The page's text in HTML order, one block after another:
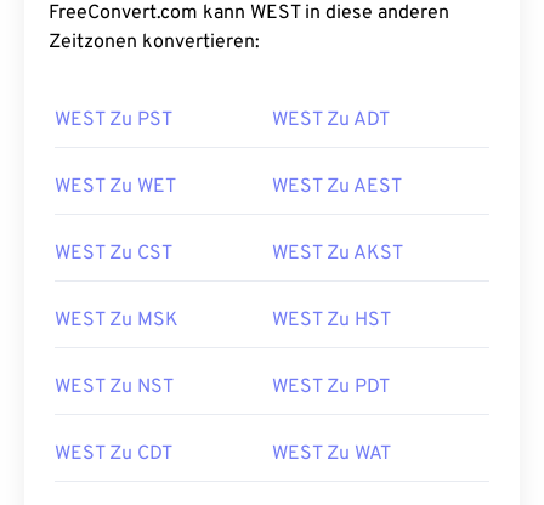
FreeConvert.com kann WEST in diese anderen
Zeitzonen konvertieren:
WEST Zu PST WEST Zu ADT
WEST Zu WET WEST Zu AEST
WEST Zu CST WEST Zu AKST
WEST Zu MSK WEST Zu HST
WEST Zu NST WEST Zu PDT
WEST Zu CDT WEST Zu WAT